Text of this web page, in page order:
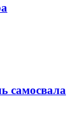
самосвала